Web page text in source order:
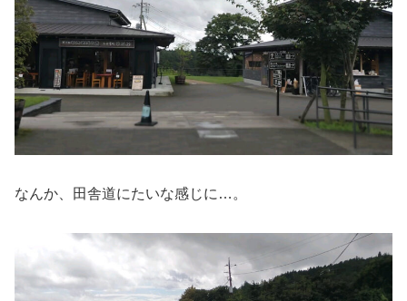
なんか、田舎道にたいな感じに…。